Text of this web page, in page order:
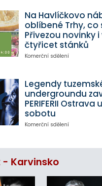
Na Havlíčkovo
oblíbené Trhy, co
Přivezou novinky
čtyřicet stánků
Komerční sdělení
Legendy
undergroundu
PERIFERII Ostrava
sobotu
Komerční sdělení
Karvinsko